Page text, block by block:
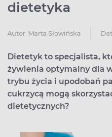
dietetyka
Autor: Marta Słowińska
Dietetyk to specjalista,
żywienia optymalny dla
trybu życia i upodobań
cukrzycą mogą
dietetycznych?